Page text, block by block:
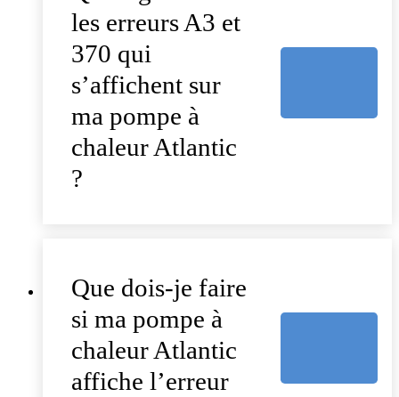
les erreurs A3 et
370 qui
s’affichent sur
ma pompe à
chaleur Atlantic
?
Que dois-je faire
si ma pompe à
chaleur Atlantic
affiche l’erreur